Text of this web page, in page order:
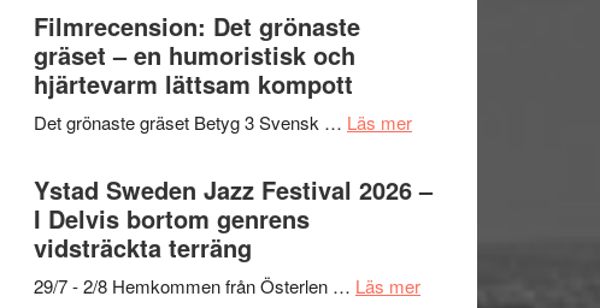
Kulturs
Filmrecension: Det grönaste
gräset – en humoristisk och
hjärtevarm lättsam kompott
Det grönaste gräset Betyg 3 Svensk … Läs merom
en
Ystad Sweden Jazz Festival 2026 –
I Delvis bortom genrens
vidsträckta terräng
29/7 - 2/8 Hemkommen från Österlen … Läs merom